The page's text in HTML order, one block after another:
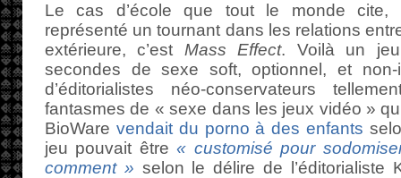
Le cas d’école que tout le monde cite,
représenté un tournant dans les relations
extérieure, c’est Mass Effect. Voilà un
secondes de sexe soft, optionnel, et
d’éditorialistes néo-conservateurs
fantasmes de « sexe dans les jeux vidéo »
BioWare vendait du porno à des enfants
jeu pouvait être« customisé pour
comment » selon le délire de l’éditorialiste